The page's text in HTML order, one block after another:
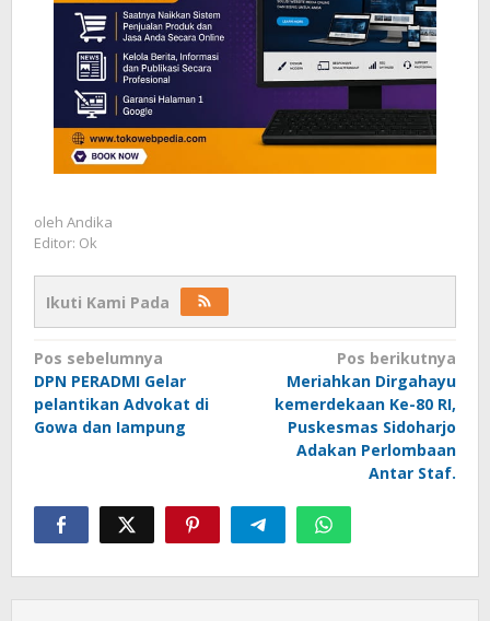
oleh Andika
Editor: Ok
Ikuti Kami Pada
Navigasi
pos
Pos sebelumnya
DPN PERADMI Gelar
pelantikan Advokat di
Gowa dan Iampung
Pos berikutnya
Meriahkan Dirgahayu
kemerdekaan Ke-80 RI,
Puskesmas Sidoharjo
Adakan Perlombaan
Antar Staf.